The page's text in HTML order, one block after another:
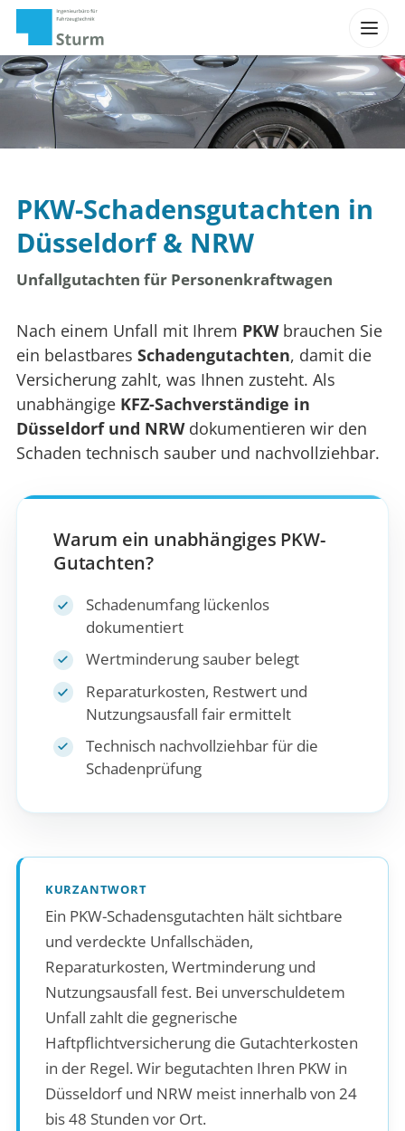
PKW-Schadensgutachten in
Düsseldorf & NRW
Unfallgutachten für Personenkraftwagen
Nach einem Unfall mit Ihrem PKWbrauchen Sie
ein belastbares Schadengutachten, damit die
Versicherung zahlt, was Ihnen zusteht. Als
unabhängige KFZ-Sachverständige in
Düsseldorf und NRWdokumentieren wir den
Schaden technisch sauber und nachvollziehbar.
Warum ein unabhängiges PKW-
Gutachten?
Schadenumfang lückenlos
dokumentiert
Wertminderung sauber belegt
Reparaturkosten, Restwert und
Nutzungsausfall fair ermittelt
Technisch nachvollziehbar für die
Schadenprüfung
KURZANTWORT
Ein PKW-Schadensgutachten hält sichtbare
und verdeckte Unfallschäden,
Reparaturkosten, Wertminderung und
Nutzungsausfall fest. Bei unverschuldetem
Unfall zahlt die gegnerische
Haftpflichtversicherung die Gutachterkosten
in der Regel. Wir begutachten Ihren PKW in
Düsseldorf und NRW meist innerhalb von 24
bis 48 Stunden vor Ort.